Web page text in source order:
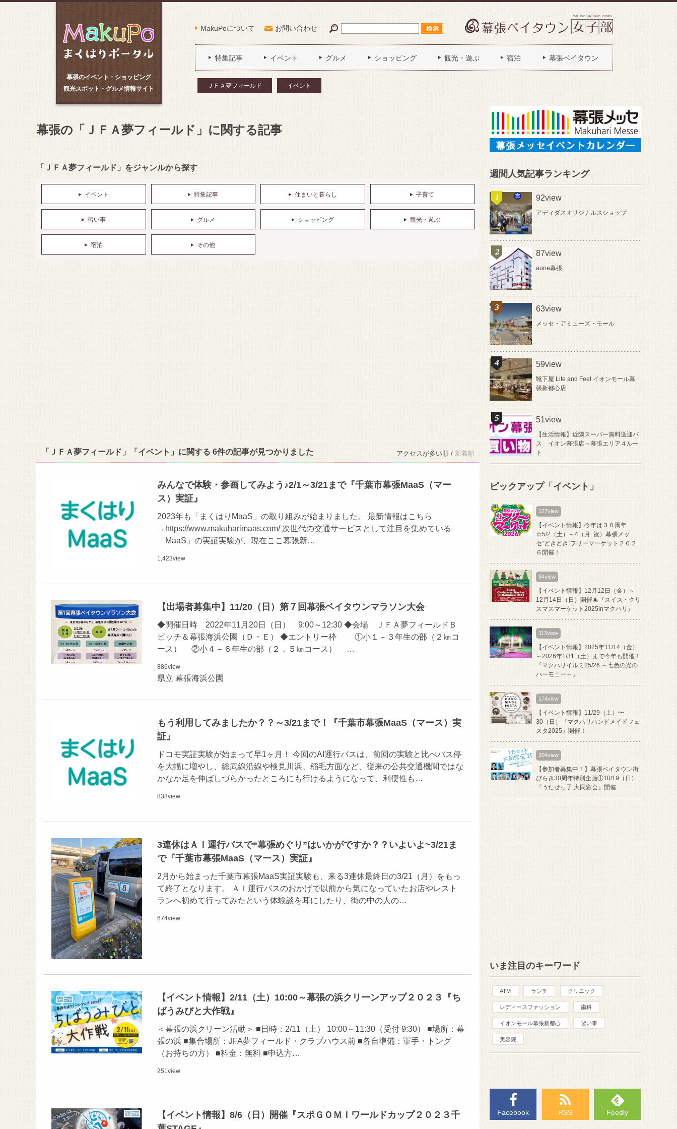
幕張のイベント・ショッピング
観光スポット・グルメ情報サイト
MakuPoについて お問い合わせ
特集記事 イベント グルメ ショッピング 観光・遊ぶ 宿泊 幕張ベイタウン
ＪＦＡ夢フィールド イベント
幕張の「ＪＦＡ夢フィールド」に関する記事
「ＪＦＡ夢フィールド」をジャンルから探す
イベント 特集記事 住まいと暮らし 子育て
習い事 グルメ ショッピング 観光・遊ぶ
宿泊 その他
「ＪＦＡ夢フィールド」「イベント」に関する 6件の記事が見つかりました アクセスが多い順 / 新着順
みんなで体験・参画してみよう♪2/1～3/21まで『千葉市幕張MaaS（マー
ス）実証』
2023年も「まくはりMaaS」の取り組みが始まりました。 最新情報はこちら
→https://www.makuharimaas.com/ 次世代の交通サービスとして注目を集めている
「MaaS」の実証実験が、現在ここ幕張新…
1,423view
【出場者募集中】11/20（日）第７回幕張ベイタウンマラソン大会
◆開催日時 2022年11月20日（日） 9:00～12:30 ◆会場 ＪＦＡ夢フィールドＢ
ピッチ＆幕張海浜公園（Ｄ・Ｅ） ◆エントリー枠 ①小１－３年生の部（２㎞コ
ース） ②小４－６年生の部（２．５㎞コース） …
886view
県立 幕張海浜公園
もう利用してみましたか？？～3/21まで！『千葉市幕張MaaS（マース）実
証』
ドコモ実証実験が始まって早1ヶ月！ 今回のAI運行バスは、前回の実験と比べバス停
を大幅に増やし、総武線沿線や検見川浜、稲毛方面など、従来の公共交通機関ではな
かなか足を伸ばしづらかったところにも行けるようになって、利便性も…
838view
3連休はＡＩ運行バスで“幕張めぐり”はいかがですか？？いよいよ~3/21ま
で『千葉市幕張MaaS（マース）実証』
2月から始まった千葉市幕張MaaS実証実験も、来る3連休最終日の3/21（月）をもっ
て終了となります。 ＡＩ運行バスのおかげで以前から気になっていたお店やレスト
ランへ初めて行ってみたという体験談を耳にしたり、街の中の人の…
674view
【イベント情報】2/11（土）10:00～幕張の浜クリーンアップ２０２３『ち
ばうみびと大作戦』
＜幕張の浜クリーン活動＞ ■日時：2/11（土） 10:00～11:30（受付 9:30） ■場所：幕
張の浜 ■集合場所：JFA夢フィールド・クラブハウス前 ■各自準備：軍手・トング
（お持ちの方） ■料金：無料 ■申込方…
251 view
【イベント情報】8/6（日）開催『スポＧＯＭＩワールドカップ２０２３千
週間人気記事ランキング
92view
アディダスオリジナルスショップ
87view
aune幕張
63view
メッセ・アミューズ・モール
59view
靴下屋 Life and Feel イオンモール幕
張新都心店
51view
【生活情報】近隣スーパー無料送迎バ
ス イオン幕張店～幕張エリア４ルー
ト
ピックアップ「イベント」
127view
【イベント情報】今年は３０周年
☆5/2（土）～4（月･祝）幕張メッ
セ“どきどき”フリーマーケット２０２
６開催！
84view
【イベント情報】12月12日（金）～
12月14日（日）開催🎄『スイス・クリ
スマスマーケット2025inマクハリ』
113view
【イベント情報】2025年11/14（金）
～2026年1/31（土）まで今年も開催！
『マクハリイルミ25/26 ～七色の光の
ハーモニー～』
174view
【イベント情報】11/29（土）〜
30（日）『マクハリハンドメイドフェ
スタ2025』開催！
204view
【参加者募集中！】幕張ベイタウン街
びらき30周年特別企画①10/19（日）
『うたせっ子 大同窓会』開催
いま注目のキーワード
ATM ランチ クリニック
レディースファッション 歯科
イオンモール幕張新都心 習い事
美容院
Facebook RSS Feedly